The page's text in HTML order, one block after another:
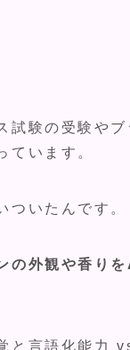
試験の受験や
ています。
ついたんです。
の外観や香り
と言語化能力